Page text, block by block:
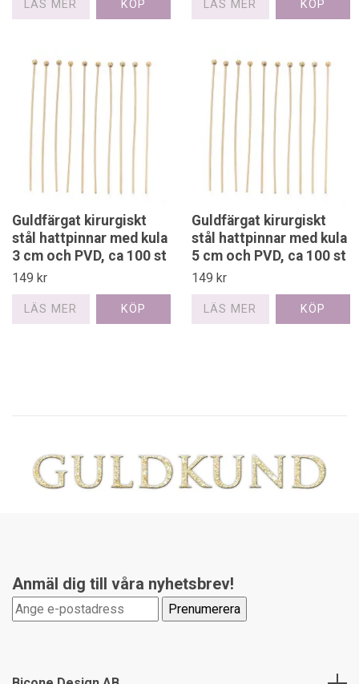
LÄS MER LÄS MER
Guldfärgat kirurgiskt
stål hattpinnar med kula
3 cm och PVD, ca 100 st
149 kr
LÄS MER
Guldfärgat kirurgiskt
stål hattpinnar med kula
5 cm och PVD, ca 100 st
149 kr
LÄS MER
Anmäl dig till våra nyhetsbrev!